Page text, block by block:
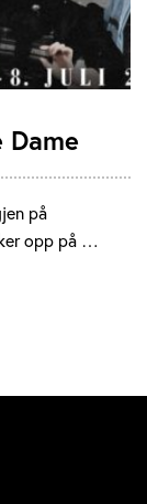
Dame
på
opp på …